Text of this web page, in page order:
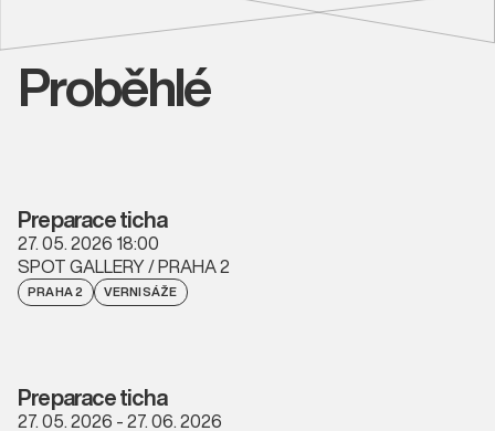
Proběhlé
Preparace ticha
27. 05. 2026 18:00
SPOT GALLERY / PRAHA 2
PRAHA 2 VERNISÁŽE
Preparace ticha
27. 05. 2026 - 27. 06. 2026